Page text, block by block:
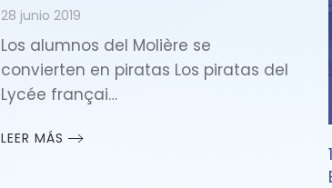
28 junio 2019
Los alumnos del Molière se
convierten en piratas Los piratas del
Lycée françai…
LEER MÁS